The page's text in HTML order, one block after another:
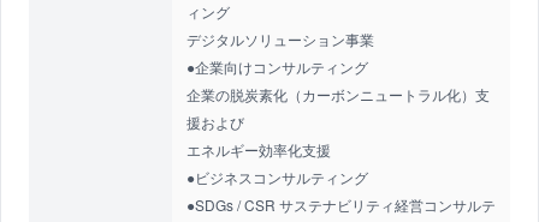
ィング
デジタルソリューション事業
●企業向けコンサルティング
企業の脱炭素化（カーボンニュートラル化）支
援および
エネルギー効率化支援
●ビジネスコンサルティング
●SDGs / CSR サステナビリティ経営コンサルテ